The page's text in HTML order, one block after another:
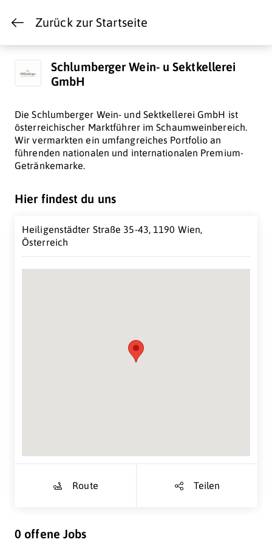
Zurück zur Startseite
Schlumberger Wein- u Sektkellerei
GmbH
Die Schlumberger Wein- und Sektkellerei GmbH ist
österreichischer Marktführer im Schaumweinbereich.
Wir vermarkten ein umfangreiches Portfolio an
führenden nationalen und internationalen Premium-
Getränkemarke.
Hier findest du uns
Heiligenstädter Straße 35-43, 1190 Wien,
Österreich
Route Teilen
0 offene Jobs